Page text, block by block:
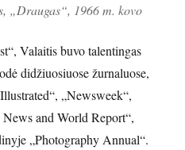
„Draugas“, 1966 m. kovo
Valaitis buvo talentingas
didžiuosiuose žurnaluose,
„Newsweek“,
and World Report“,
„Photography Annual“.